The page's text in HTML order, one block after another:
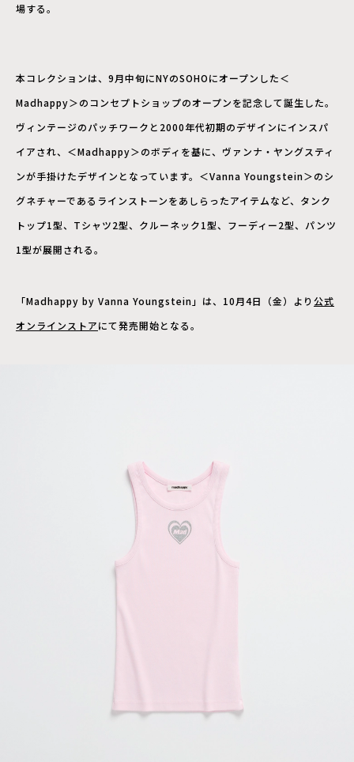
場する。
本コレクションは、9月中旬にNYのSOHOにオープンした＜
Madhappy＞のコンセプトショップのオープンを記念して誕生した。
ヴィンテージのパッチワークと2000年代初期のデザインにインスパ
イアされ、＜Madhappy＞のボディを基に、ヴァンナ・ヤングスティ
ンが手掛けたデザインとなっています。＜Vanna Youngstein＞のシ
グネチャーであるラインストーンをあしらったアイテムなど、タンク
トップ1型、Tシャツ2型、クルーネック1型、フーディー2型、パンツ
1型が展開される。
「Madhappy by Vanna Youngstein」は、10月4日（金）より公式
オンラインストアにて発売開始となる。